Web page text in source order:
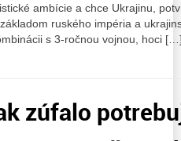
ambície a chce Ukrajinu,
ruského impéria a
s 3-ročnou vojnou, hoci
zúfalo